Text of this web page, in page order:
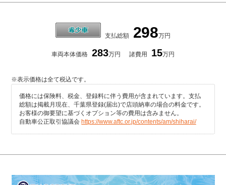
支払総額 298万円
車両本体価格 283万円 諸費用 15万円
※表示価格は全て税込です。
価格には保険料、税金、登録料に伴う費用が含まれています。支払
総額は掲載月現在、千葉県登録(届出)で店頭納車の場合の料金です。
お客様の御要望に基づくオプション等の費用は含みません。
自動車公正取引協議会 https://www.aftc.or.jp/contents/am/shiharai/